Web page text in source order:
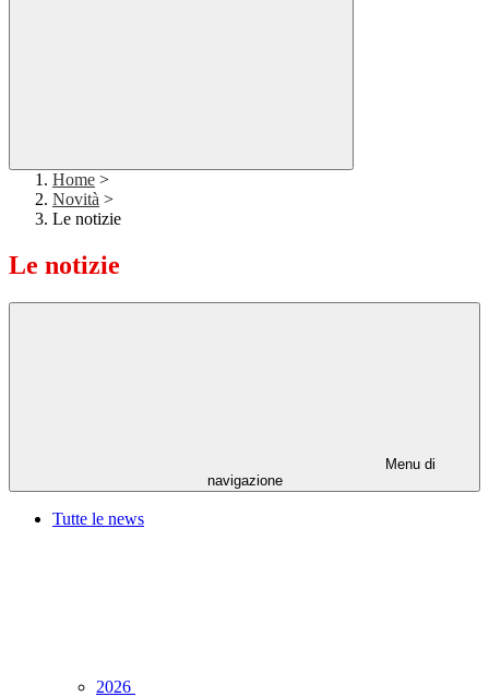
Home >
Novità >
Le notizie
Le notizie
Menu di
navigazione
Tutte le news
2026